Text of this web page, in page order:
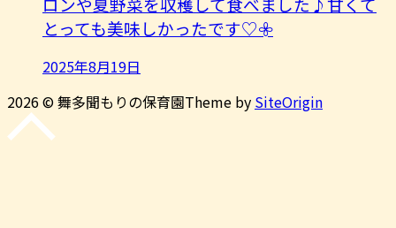
とっても美味しかったです♡𖧷
2025年8月19日
2026 © 舞多聞もりの保育園Theme by SiteOrigin
先
頭